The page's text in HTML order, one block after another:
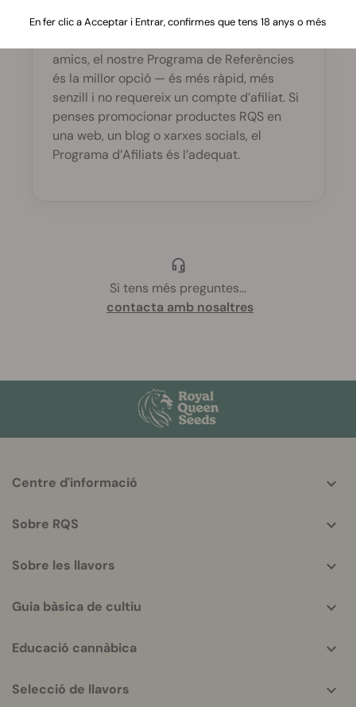
amics, el nostre Programa de Referències
és la millor opció — és més ràpid, més
senzill i no requereix un compte d’afiliat. Si
penses promocionar productes RQS en
una web, un blog o xarxes socials, el
Programa d’Afiliats és l’adequat.
Si tens més preguntes...
contacta amb nosaltres
helpful
Centre d'informació
Sobre RQS
Sobre les llavors
Guia bàsica de cultiu
Educació cannàbica
Selecció de llavors
En fer clic a Acceptar i Entrar, confirmes que tens 18 anys o més